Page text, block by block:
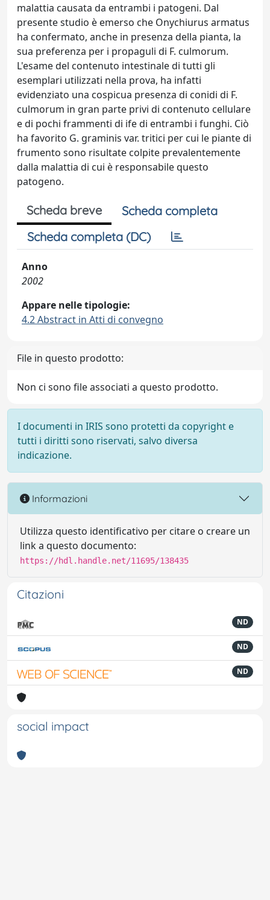
malattia causata da entrambi i patogeni. Dal
presente studio è emerso che Onychiurus armatus
ha confermato, anche in presenza della pianta, la
sua preferenza per i propaguli di F. culmorum.
L'esame del contenuto intestinale di tutti gli
esemplari utilizzati nella prova, ha infatti
evidenziato una cospicua presenza di conidi di F.
culmorum in gran parte privi di contenuto cellulare
e di pochi frammenti di ife di entrambi i funghi. Ciò
ha favorito G. graminis var. tritici per cui le piante di
frumento sono risultate colpite prevalentemente
dalla malattia di cui è responsabile questo
patogeno.
Scheda breve
Scheda completa
Scheda completa (DC)
Anno
2002
Appare nelle tipologie:
4.2 Abstract in Atti di convegno
File in questo prodotto:
Non ci sono file associati a questo prodotto.
I documenti in IRIS sono protetti da copyright e
tutti i diritti sono riservati, salvo diversa
indicazione.
Informazioni
Utilizza questo identificativo per citare o creare un
link a questo documento:
https://hdl.handle.net/11695/138435
Citazioni
ND
ND
ND
social impact